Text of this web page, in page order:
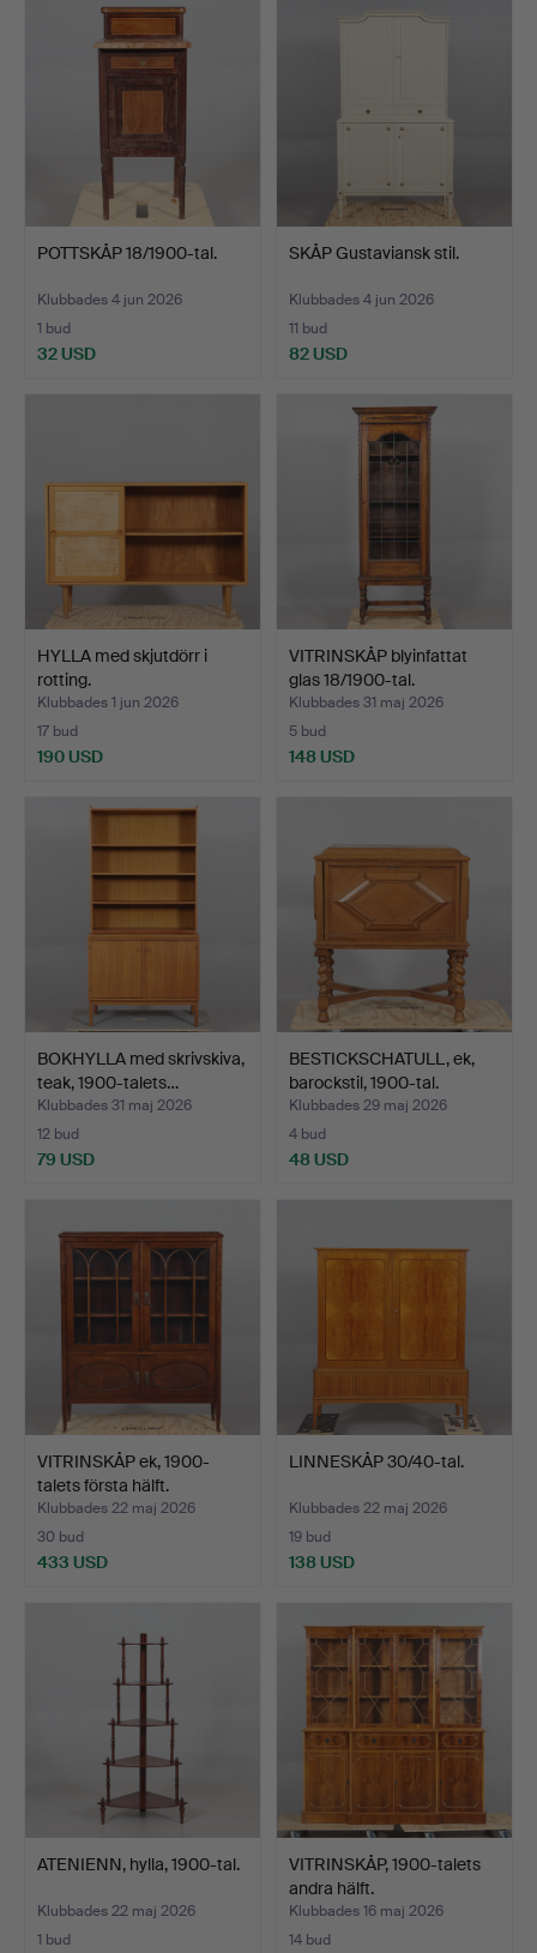
POTTSKÅP 18/1900-tal.
Klubbades 4 jun 2026
1 bud
32 USD
SKÅP Gustaviansk stil.
Klubbades 4 jun 2026
11 bud
82 USD
HYLLA med skjutdörr i
rotting.
Klubbades 1 jun 2026
17 bud
190 USD
VITRINSKÅP blyinfattat
glas 18/1900-tal.
Klubbades 31 maj 2026
5 bud
148 USD
BOKHYLLA med skrivskiva,
teak, 1900-talets…
Klubbades 31 maj 2026
12 bud
79 USD
BESTICKSCHATULL, ek,
barockstil, 1900-tal.
Klubbades 29 maj 2026
4 bud
48 USD
VITRINSKÅP ek, 1900-
talets första hälft.
Klubbades 22 maj 2026
30 bud
433 USD
LINNESKÅP 30/40-tal.
Klubbades 22 maj 2026
19 bud
138 USD
ATENIENN, hylla, 1900-tal.
Klubbades 22 maj 2026
1 bud
VITRINSKÅP, 1900-talets
andra hälft.
Klubbades 16 maj 2026
14 bud